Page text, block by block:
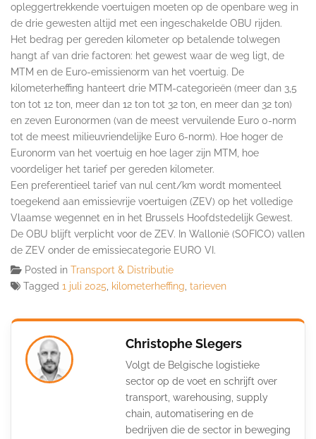
opleggertrekkende voertuigen moeten op de openbare weg in
de drie gewesten altijd met een ingeschakelde OBU rijden.
Het bedrag per gereden kilometer op betalende tolwegen
hangt af van drie factoren: het gewest waar de weg ligt, de
MTM en de Euro-emissienorm van het voertuig. De
kilometerheffing hanteert drie MTM-categorieën (meer dan 3,5
ton tot 12 ton, meer dan 12 ton tot 32 ton, en meer dan 32 ton)
en zeven Euronormen (van de meest vervuilende Euro 0-norm
tot de meest milieuvriendelijke Euro 6-norm). Hoe hoger de
Euronorm van het voertuig en hoe lager zijn MTM, hoe
voordeliger het tarief per gereden kilometer.
Een preferentieel tarief van nul cent/km wordt momenteel
toegekend aan emissievrije voertuigen (ZEV) op het volledige
Vlaamse wegennet en in het Brussels Hoofdstedelijk Gewest.
De OBU blijft verplicht voor de ZEV. In Wallonië (SOFICO) vallen
de ZEV onder de emissiecategorie EURO VI.
Posted in Transport & Distributie
Tagged 1 juli 2025 kilometerheffing tarieven
Christophe Slegers
Volgt de Belgische logistieke
sector op de voet en schrijft over
transport, warehousing, supply
chain, automatisering en de
bedrijven die de sector in beweging